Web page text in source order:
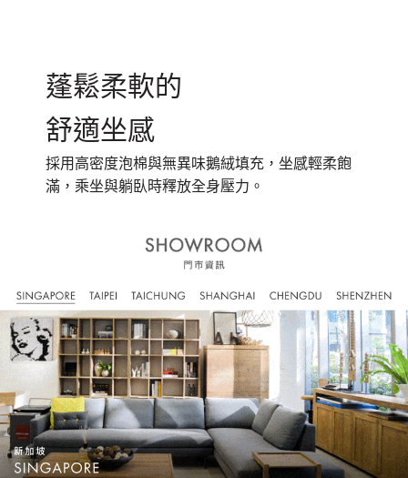
蓬鬆柔軟的
舒適坐感
採用高密度泡棉與無異味鵝絨填充，坐感輕柔飽
滿，乘坐與躺臥時釋放全身壓力。